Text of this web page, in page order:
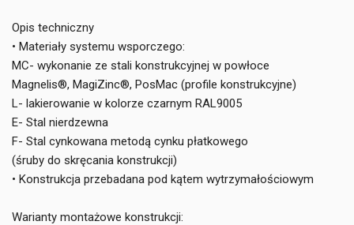
Opis techniczny
• Materiały systemu wsporczego:
MC- wykonanie ze stali konstrukcyjnej w powłoce
Magnelis®, MagiZinc®, PosMac (profile konstrukcyjne)
L- lakierowanie w kolorze czarnym RAL9005
E- Stal nierdzewna
F- Stal cynkowana metodą cynku płatkowego
(śruby do skręcania konstrukcji)
• Konstrukcja przebadana pod kątem wytrzymałościowym
Warianty montażowe konstrukcji: